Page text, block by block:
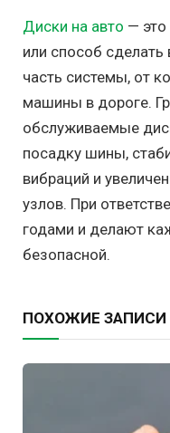
Диски на авто —
или способ
часть системы, от
машины в дороге.
обслуживаемые
посадку шины,
вибраций и
узлов. При
годами и делают
безопасной.
ПОХОЖИЕ ЗАПИСИ